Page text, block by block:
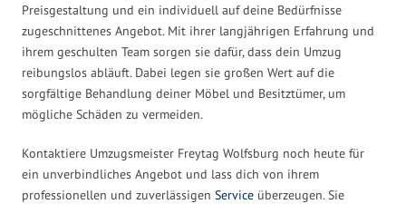
Preisgestaltung und ein individuell auf deine Bedürfnisse
zugeschnittenes Angebot. Mit ihrer langjährigen Erfahrung und
ihrem geschulten Team sorgen sie dafür, dass dein Umzug
reibungslos abläuft. Dabei legen sie großen Wert auf die
sorgfältige Behandlung deiner Möbel und Besitztümer, um
mögliche Schäden zu vermeiden.
Kontaktiere Umzugsmeister Freytag Wolfsburg noch heute für
ein unverbindliches Angebot und lass dich von ihrem
professionellen und zuverlässigen Service überzeugen. Sie